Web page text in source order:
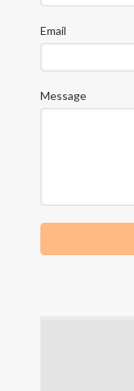
Email
Message